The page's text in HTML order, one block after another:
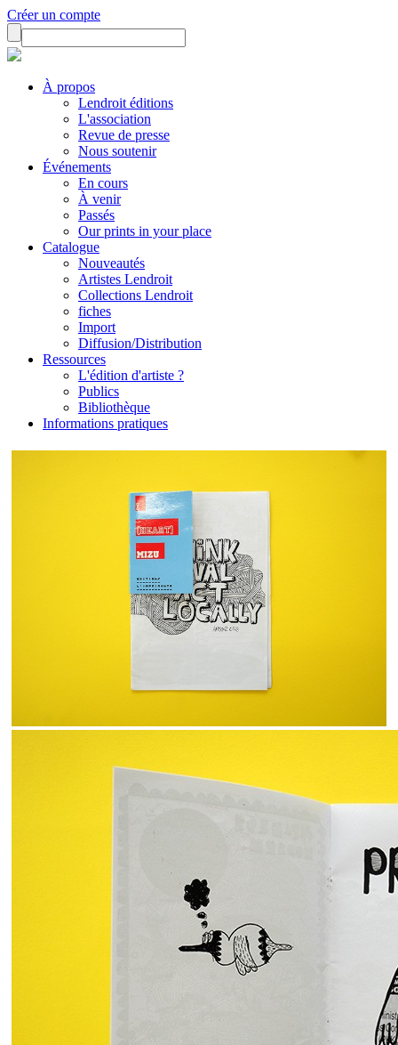
Créer un compte
À propos
Lendroit éditions
L'association
Revue de presse
Nous soutenir
Événements
En cours
À venir
Passés
Our prints in your place
Catalogue
Nouveautés
Artistes Lendroit
Collections Lendroit
fiches
Import
Diffusion/Distribution
Ressources
L'édition d'artiste ?
Publics
Bibliothèque
Informations pratiques